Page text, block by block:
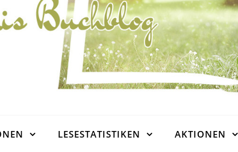
LESESTATISTIKEN AKTIONEN